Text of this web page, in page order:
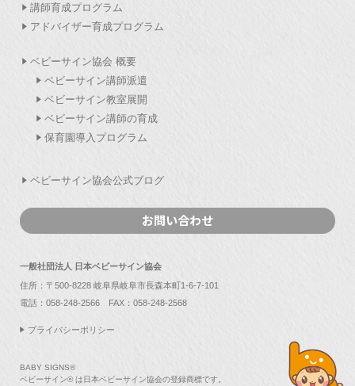
講師育成プログラム
アドバイザー育成プログラム
ベビーサイン協会 概要
ベビーサイン講師派遣
ベビーサイン教室展開
ベビーサイン講師の育成
保育園導入プログラム
ベビーサイン協会公式ブログ
お問い合わせ
一般社団法人 日本ベビーサイン協会
住所：〒500-8228 岐阜県岐阜市長森本町1-6-7-101
電話： 058-248-2566 FAX：058-248-2568
プライバシーポリシー
BABY SIGNS®
ベビーサイン® は日本ベビーサイン協会の登録商標です。